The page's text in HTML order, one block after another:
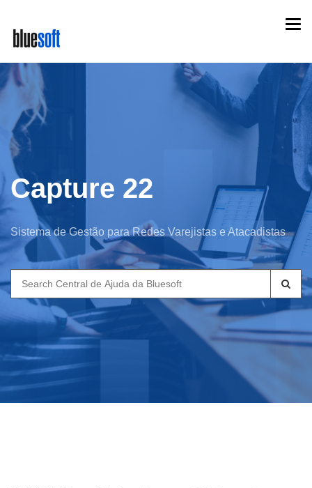
main
content
Capture 22
Sistema de Gestão para Redes Varejistas e Atacadistas
Search
for: